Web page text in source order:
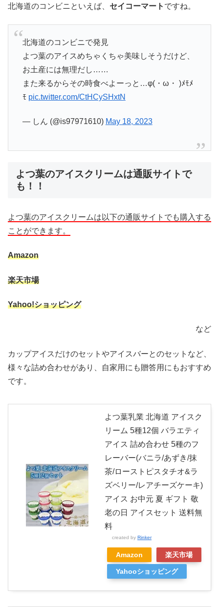
北海道のコンビニといえば、 セイコーマート ですね。
北海道のコンビニで発見
よつ葉のアイスめちゃくちゃ美味しそうだけど、
お土産には無理だし……
また来るからその時食べよーっと…φ(・ω・ )ﾒﾓﾒ
ﾓ pic.twitter.com/CtHCySHxtN
— しん (@is97971610) May 18, 2023
よつ葉のアイスクリームは通販サイトで
も！！
よつ葉のアイスクリームは以下の通販サイトでも購入する
ことができます。
Amazon
楽天市場
Yahoo!ショッピング
など
カップアイスだけのセットやアイスバーとのセットなど、
様々な詰め合わせがあり、自家用にも贈答用にもおすすめ
です。
よつ葉乳業 北海道 アイスク
リーム 5種12個 バラエティ
アイス 詰め合わせ 5種のフ
レーバー(バニラ/あずき/抹
茶/ローストピスタチオ&ラ
ズベリー/レアチーズケーキ)
アイス お中元 夏 ギフト 敬
老の日 アイスセット 送料無
料
created by Rinker
Amazon 楽天市場
Yahooショッピング